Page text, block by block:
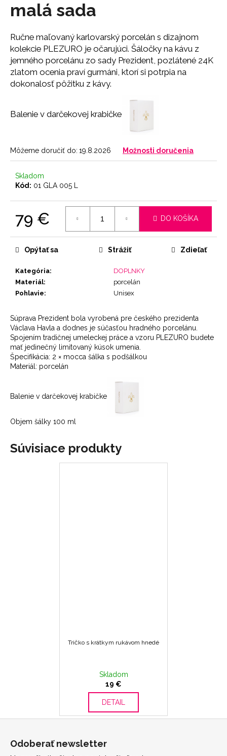
malá sada
Ručne maľovaný karlovarský porcelán s dizajnom
kolekcie PLEZURO je očarujúci. Šáločky na kávu z
jemného porcelánu zo sady Prezident, pozlátené 24K
zlatom ocenia praví gurmáni, ktorí si potrpia na
dokonalosť pôžitku z kávy.
Balenie v darčekovej krabičke
Môžeme doručiť do: 19.8.2026 Možnosti doručenia
Skladom
Kód: 01 GLA 005 L
79 € DO KOŠÍKA
Kategória:
DOPLNKY
Materiál:
porcelán
Pohlavie: Unisex
Opýtať sa Strážiť Zdieľať
Súprava Prezident bola vyrobená pre českého prezidenta
Václava Havla a dodnes je súčasťou hradného porcelánu.
Spojením tradičnej umeleckej práce a vzoru PLEZURO budete
mať jedinečný limitovaný kúsok umenia.
Špecifikácia: 2 × mocca šálka s podšálkou
Materiál: porcelán
Balenie v darčekovej krabičke
Objem šálky 100 ml
Súvisiace produkty
Tričko s krátkym rukávom hnedé
Skladom
19 €
DETAIL
a
e
LEGÍNY
PUSH-
UP
Odoberať newsletter